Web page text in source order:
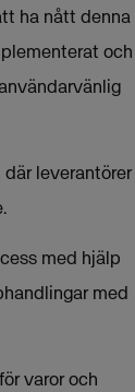
ha nått denna
och
leverantörer
med hjälp
med
varor och